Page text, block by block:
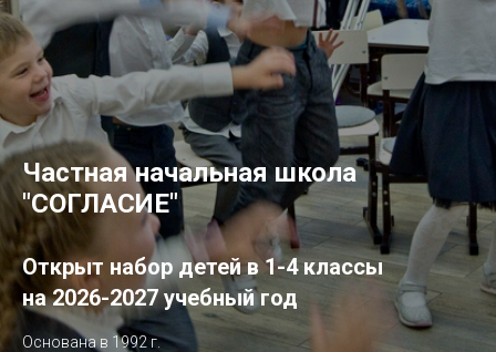
Частная начальная школа
"СОГЛАСИЕ"
Открыт набор детей в 1-4 классы
на 2026-2027 учебный год
Основана в 1992 г.